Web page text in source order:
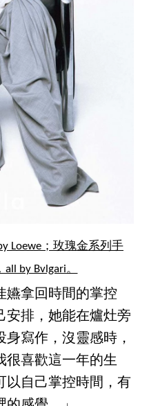
Loewe；玫瑰金系列手
by Bvlgari。
嬿拿回時間的掌控
安排，她能在爐灶旁
寫作，沒靈感時，
很喜歡這一年的生
以自己掌控時間，有